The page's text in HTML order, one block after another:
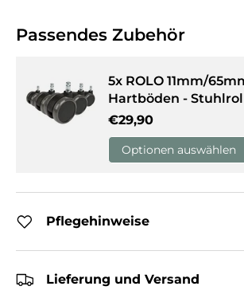
Passendes Zubehör
5x ROLO 11mm/
Hartböden -
Normaler Preis
€29,90
Optionen auswählen
Pflegehinweise
Lieferung und Versand